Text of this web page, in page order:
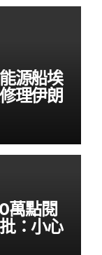
源船埃
理伊朗
萬點閱
：小心